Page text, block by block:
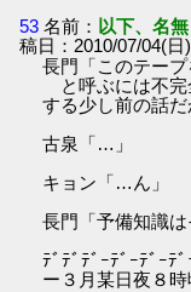
53 名前： 以下、名
稿日：2010/07/04(
長門「このテー
と呼ぶには不完
する少し前の話だ
古泉「…」
キョン「…ん」
長門「予備知識は
ﾃﾞﾃﾞﾃﾞｰﾃﾞｰﾃﾞｰﾃ
ー３月某日夜８時